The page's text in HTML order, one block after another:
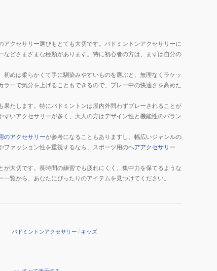
クセサリー選びもとても大切です。バドミントンアクセサリーに
どさまざまな種類があります。特に初心者の方は、まずは自分の
めは柔らかくて手に馴染みやすいものを選ぶと、無理なくラケッ
ーで気分を上げることもできるので、プレー中の快適さを高めた
たします。特にバドミントンは屋内外問わずプレーされることが
いアクセサリーが多く、大人の方はデザイン性と機能性のバラン
のアクセサリーが参考になることもありますし、幅広いジャンルの
ファッション性を重視するなら、スポーツ用のヘアアクセサリー
大切です。長時間の練習でも疲れにくく、集中力を保てるような
覧から、あなたにぴったりのアイテムを見つけてください。
バドミントンアクセサリー / キッズ